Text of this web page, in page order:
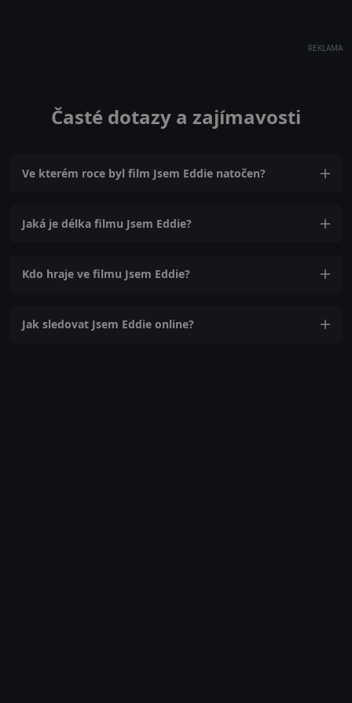
REKLAMA
Časté dotazy a zajímavosti
Ve kterém roce byl film Jsem Eddie natočen?
Jaká je délka filmu Jsem Eddie?
Kdo hraje ve filmu Jsem Eddie?
Jak sledovat Jsem Eddie online?